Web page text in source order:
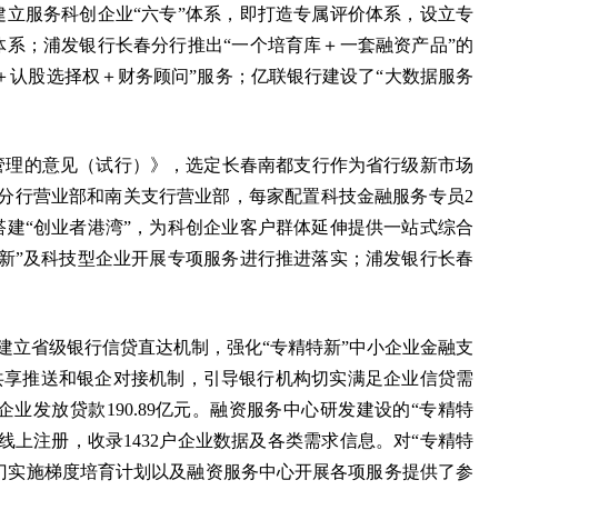
服务科创企业“六专”体系，即打造专属评价体系，设立专
；浦发银行长春分行推出“一个培育库＋一套融资产品”的
股选择权＋财务顾问”服务；亿联银行建设了“大数据服务
的意见（试行）》，选定长春南都支行作为省行级新市场
行营业部和南关支行营业部，每家配置科技金融服务专员2
“创业者港湾”，为科创企业客户群体延伸提供一站式综合
及科技型企业开展专项服务进行推进落实；浦发银行长春
立省级银行信贷直达机制，强化“专精特新”中小企业金融支
推送和银企对接机制，引导银行机构切实满足企业信贷需
发放贷款190.89亿元。融资服务中心研发建设的“专精特
上注册，收录1432户企业数据及各类需求信息。对“专精特
施梯度培育计划以及融资服务中心开展各项服务提供了参